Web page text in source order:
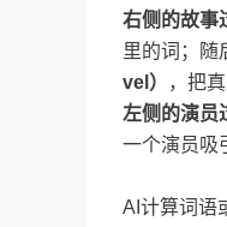
右侧的故事
里的词；随
vel ）
，把
左侧的演员
一个演员吸
AI计算词语